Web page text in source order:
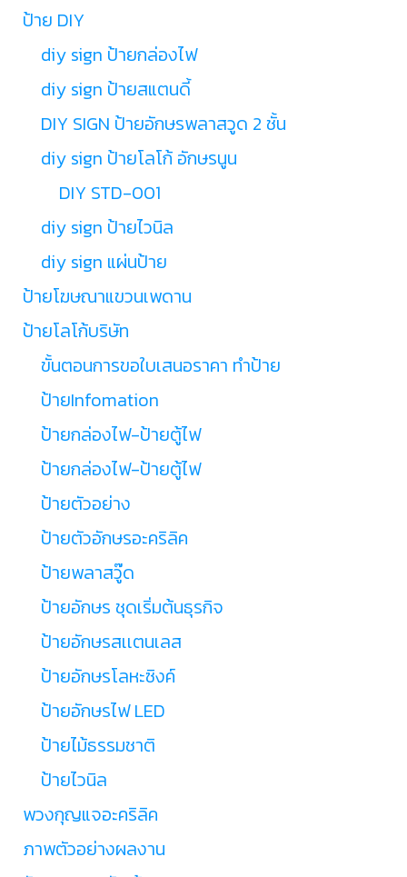
ป้าย DIY
diy sign ป้ายกล่องไฟ
diy sign ป้ายสแตนดี้
DIY SIGN ป้ายอักษรพลาสวูด 2 ชั้น
diy sign ป้ายโลโก้ อักษรนูน
DIY STD-001
diy sign ป้ายไวนิล
diy sign แผ่นป้าย
ป้ายโฆษณาแขวนเพดาน
ป้ายโลโก้บริษัท
ขั้นตอนการขอใบเสนอราคา ทำป้าย
ป้ายInfomation
ป้ายกล่องไฟ-ป้ายตู้ไฟ
ป้ายกล่องไฟ-ป้ายตู้ไฟ
ป้ายตัวอย่าง
ป้ายตัวอักษรอะคริลิค
ป้ายพลาสวู๊ด
ป้ายอักษร ชุดเริ่มต้นธุรกิจ
ป้ายอักษรสเเตนเลส
ป้ายอักษรโลหะซิงค์
ป้ายอักษรไฟ LED
ป้ายไม้ธรรมชาติ
ป้ายไวนิล
พวงกุญแจอะคริลิค
ภาพตัวอย่างผลงาน